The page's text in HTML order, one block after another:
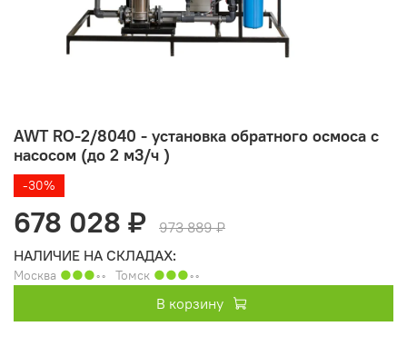
AWT RO-2/8040 - установка обратного осмоса с
насосом (до 2 м3/ч )
-30%
678 028 ₽
973 889 ₽
НАЛИЧИЕ НА СКЛАДАХ:
Москва ●●●◦◦ Томск ●●●◦◦
В корзину